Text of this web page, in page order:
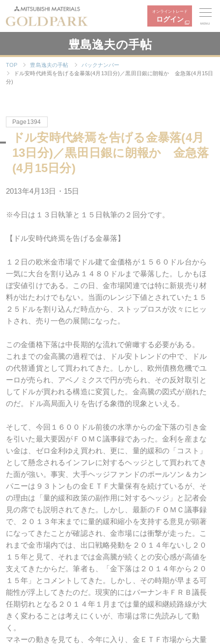
オンライントレード
ログイン
MENU
豊島逸夫の手帖
TOP 豊島逸夫の手帖
バックナンバー
ドル安時代終焉を告げる金暴落(4月13日分)／黒田日銀に朗報か 金急落(4月15日
分)
Page1394
ドル安時代終焉を告げる金暴落(4月
13日分)／黒田日銀に朗報か 金急落
(4月15日分)
2013年4月13日・15日
※今日は１３日執筆と１５日執筆の２回分です。
【ドル安時代終焉を告げる金暴落】
１２日の欧米金市場でドル建て金価格が１５６０ドル台から
一気に大台を割り込み１４８０ドルまで暴落した。しかもほ
ぼ安値引けである。この日、金市場関連では特に新規売り材
料が出たわけでもない。当面のレンジ下値とされていた１５
２５ドルを割り込んだ時点から、ストップロスが次々にヒッ
トされ、売り一色の展開になった。
この金価格下落は中長期的な流れで俯瞰する必要がある。
これまでの金高騰の過程では、ドル安トレンドの中で、ドル
の代替通貨として買われてきた。しかし、欧州債務危機でユ
ーロが売られ、アベノミクスで円が売られ、その反対取引と
してドルが買われる構造に変質した。金高騰の図式が崩れた
のだ。ドル高局面入りを告げる象徴的現象といえる。
そして、今回１６００ドル前後の水準からの金下落の引き金
を引いた最大要因がＦＯＭＣ議事録であった。金利を産まな
い金は、ゼロ金利ゆえ買われ、更に、量的緩和の「コスト」
として懸念されるインフレに対するヘッジとして買われてき
た面が強い。事実、大手ヘッジファンドのポールソン＆カン
パニーは９３トンもの金ＥＴＦ大量保有を続けているが、そ
の理由は「量的緩和政策の副作用に対するヘッジ」と記者会
見の席でも説明されてきた。しかし、最新のＦＯＭＣ議事録
で、２０１３年末までに量的緩和縮小を支持する意見が顕著
になってきたことが確認され、金市場には衝撃が走った。こ
れまで金市場内では、出口戦略発動を２０１４年ないし２０
１５年と見て、それまでは金高騰が続くとの安心感が高値を
支えてきたからだ。筆者も、「金下落は２０１４年から２０
１５年」とコメントしてきた。しかし、その時期が早まる可
能性が浮上してきたのだ。現実的にはバーナンキＦＲＢ議長
任期切れとなる２０１４年１月までは量的緩和継続路線が大
きく変わることは考えにくいが、市場は常に先読みして動
く。
マネーの動きを見ても、今年に入り、金ＥＴＦ市場から大量